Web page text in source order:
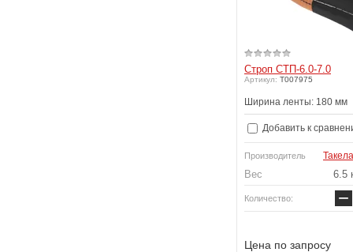
Строп СТП-6.0-7.0
Артикул: T007975
Ширина ленты: 180 мм
Добавить к
Производитель
Вес 6.5
Количество: −
Цена по запросу